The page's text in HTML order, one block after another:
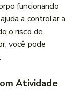
funcionando
a controlar a
o risco de
você pode
.
Atividade